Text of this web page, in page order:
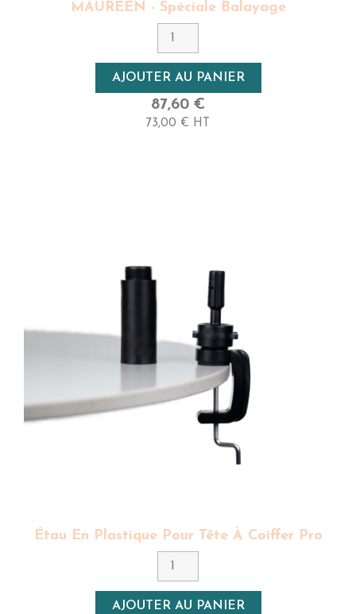
MAUREEN - Spéciale Balayage
AJOUTER AU PANIER
87,60 €
73,00 € HT
Étau En Plastique Pour Tête À Coiffer Pro
AJOUTER AU PANIER